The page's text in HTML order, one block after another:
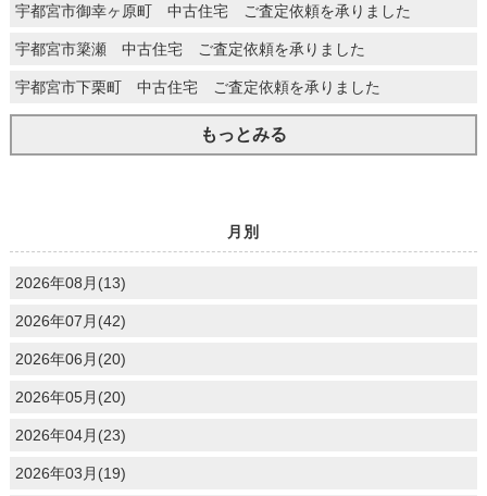
宇都宮市御幸ヶ原町 中古住宅 ご査定依頼を承りました
宇都宮市簗瀬 中古住宅 ご査定依頼を承りました
宇都宮市下栗町 中古住宅 ご査定依頼を承りました
もっとみる
月別
2026年08月(13)
2026年07月(42)
2026年06月(20)
2026年05月(20)
2026年04月(23)
2026年03月(19)